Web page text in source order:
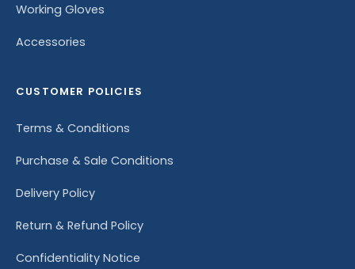
Working Gloves
Accessories
CUSTOMER POLICIES
Terms & Conditions
Purchase & Sale Conditions
Delivery Policy
Return & Refund Policy
Confidentiality Notice